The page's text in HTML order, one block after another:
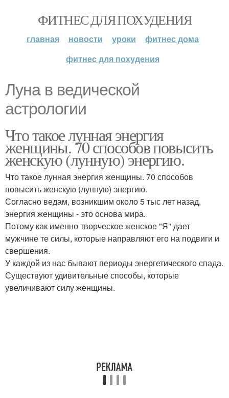
ФИТНЕС ДЛЯ ПОХУДЕНИЯ
главная новости уроки
фитнес дома
фитнес для похудения
Луна в ведической
астрологии
Что такое лунная энергия
женщины. 70 способов повысить
женскую (лунную) энергию.
Что такое лунная энергия женщины. 70 способов
повысить женскую (лунную) энергию.
Согласно ведам, возникшим около 5 тыс лет назад,
энергия женщины - это основа мира.
Потому как именно творческое женское "Я" дает
мужчине те силы, которые направляют его на подвиги и
свершения.
У каждой из нас бывают периоды энергетического спада.
Существуют удивительные способы, которые
увеличивают силу женщины.